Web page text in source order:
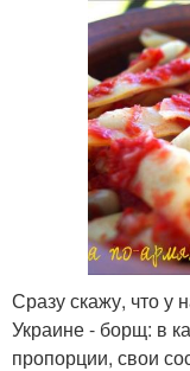
Сразу скажу, что у
Украине - борщ: в
пропорции, свои